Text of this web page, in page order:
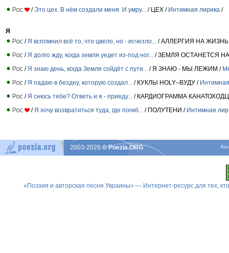
/Это цех. В нём создали меня. И умру... / ЦЕХ / Интимная лирика /
Я
/ Я вспомнил всё то, что цвело, но - исчезло...
/ АЛЛЕРГИЯ НА
/ Я долго жду, когда земля уедет из-под ног...
/ ЗЕМЛЯ ОСТАНЕТСЯ
/ Я знаю день, когда Земля сойдёт с пути... / Я ЗНАЮ - МЫ ЛЕЖИМ /
/ Я падаю в бездну, которую создал... / КУКЛЫ HOLY–ВУДУ /
/ Я снюсь тебе? Ответь и я - приеду...
/ КАРДИОГРАММА
/ Я хочу возвратиться туда, где погиб... / ПОЛУТЕНИ / Интимная
2003-2026© Poezia.ORG
«Поэзия и авторская песня Украины» — Интернет-ресурс для тех,